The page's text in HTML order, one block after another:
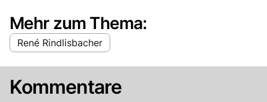
Mehr zum Thema:
René Rindlisbacher
Kommentare